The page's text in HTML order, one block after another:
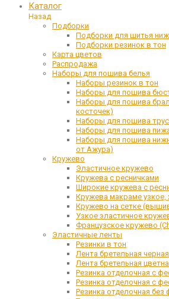
Каталог
Назад
Подборки
Подборки для шитья
Подборки резинок в тон
Карта цветов
Распродажа
Наборы для пошива белья
Наборы резинок в тон
Наборы для пошива
Наборы для пошива
косточек)
Наборы для пошива
Наборы для пошива
Наборы для пошива
от Ажура)
Кружево
Эластичное кружево
Кружева с ресничками
Широкие кружева с
Кружева макраме
Кружево на сетке
Узкое эластичное
Французское кружево
Эластичные ленты
Резинки в тон
Лента бретельная
Лента бретельная
Резинка отделочная с
Резинка отделочная с
Резинка отделочная без